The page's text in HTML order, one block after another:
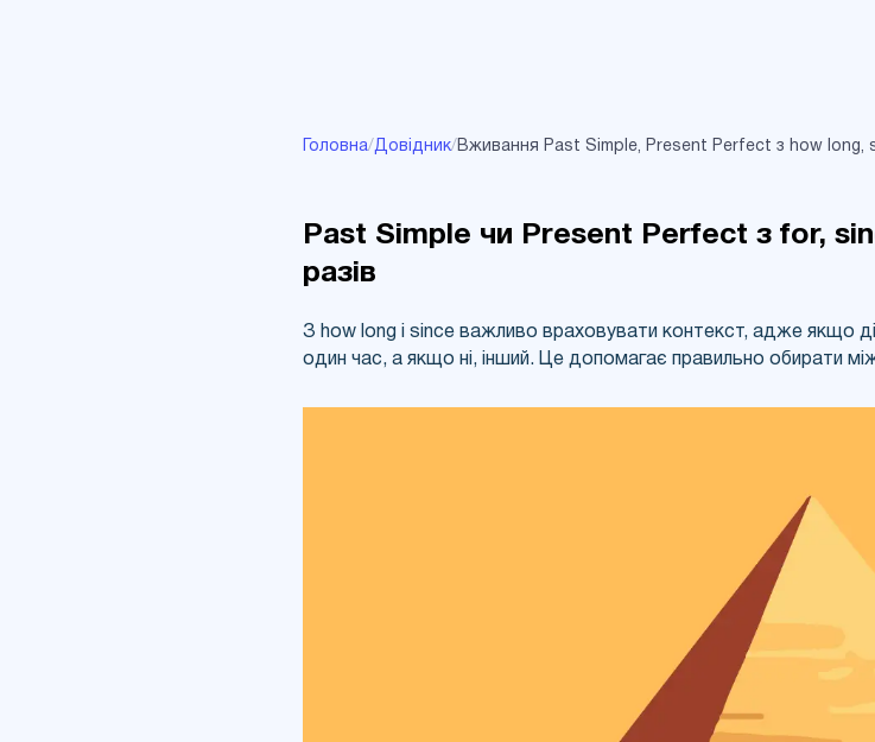
Головна/Довідник/ Вживання Past Simple, Present Perfect з how long,
Past Simple чи Present Perfect з for,
разів
З how long і since важливо враховувати контекст, адже якщо
один час, а якщо ні, інший. Це допомагає правильно обирати